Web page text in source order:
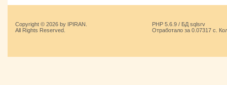
Copyright © 2026 by IPIRAN.
All Rights Reserved.
PHP 5.6.9 / БД sqlsrv
Отработало за 0.07317 с.